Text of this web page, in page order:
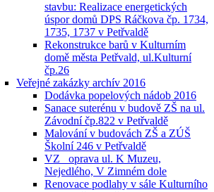
stavbu: Realizace energetických
úspor domů DPS Ráčkova čp. 1734,
1735, 1737 v Petřvaldě
Rekonstrukce barů v Kulturním
domě města Petřvald, ul.Kulturní
čp.26
Veřejné zakázky archív 2016
Dodávka popelových nádob 2016
Sanace suterénu v budově ZŠ na ul.
Závodní čp.822 v Petřvaldě
Malování v budovách ZŠ a ZÚŠ
Školní 246 v Petřvaldě
VZ_ oprava ul. K Muzeu,
Nejedlého, V Zimném dole
Renovace podlahy v sále Kulturního